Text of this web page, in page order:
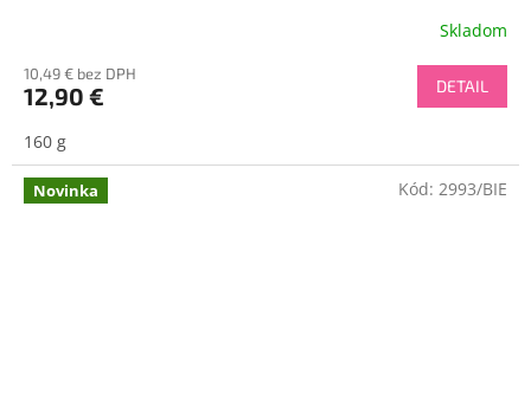
Skladom
10,49 € bez DPH
12,90 € DETAIL
160 g
Novinka Kód: 2993/BIE